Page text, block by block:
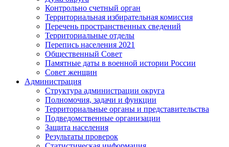
Контрольно счетный орган
Территориальная избирательная комиссия
Перечень пространственных сведений
Территориальные отделы
Перепись населения 2021
Общественный Совет
Памятные даты в военной истории России
Совет женщин
Администрация
Структура администрации округа
Полномочия, задачи и функции
Территориальные органы и представительства
Подведомственные организации
Защита населения
Результаты проверок